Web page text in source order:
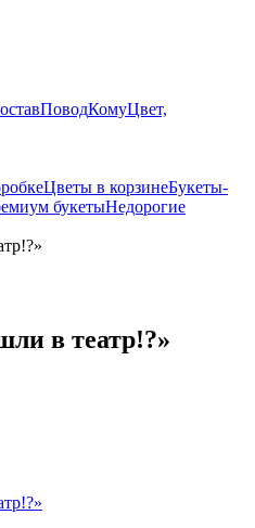
ПоводКомуЦвет,
Цветы в корзинеБукеты-
букетыНедорогие
в театр!?»